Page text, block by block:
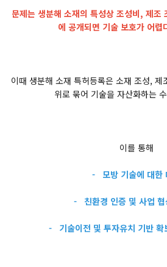
문제는 생분해 소재의 특성상 조성비, 제조
에 공개되면 기술 보호가 어렵
이때 생분해 소재 특허등록은 소재 조성, 제
위로 묶어 기술을 자산화하는
이를 통해
- 모방 기술에 대한
- 친환경 인증 및 사업 협
- 기술이전 및 투자유치 기반 확